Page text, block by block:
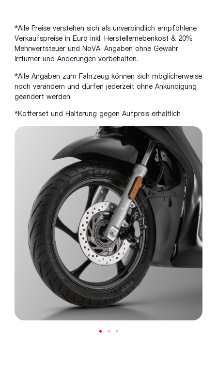
*Alle Preise verstehen sich als unverbindlich empfohlene
Verkaufspreise in Euro inkl. Herstellernebenkost & 20%
Mehrwertsteuer und NoVA. Angaben ohne Gewähr.
Irrtümer und Änderungen vorbehalten.
*Alle Angaben zum Fahrzeug können sich möglicherweise
noch verändern und dürfen jederzeit ohne Ankündigung
geändert werden.
*Kofferset und Halterung gegen Aufpreis erhältlich